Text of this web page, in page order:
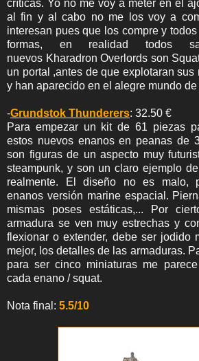
críticas. Yo no me voy a meter en el
al fin y al cabo no me los voy a
interesan pues que los compre y
formas, en realidad todos
nuevos Kharadron Overlords son
un portal ,antes de que explotaran sus
y han aparecido en el alegre mundo de
-Grundstok Thunderers: 32.50 €
Para empezar un kit de 61 piezas
estos nuevos enanos en peanas de
son figuras de un aspecto muy
steampunk, y son un claro ejemplo
realmente. El diseño no es malo,
enanos versión marine espacial.
mismas poses estáticas,... Por
armadura se ven muy estrechas y
flexionar o extender, debe ser jodido
mejor, los detalles de las armaduras.
para ser cinco miniaturas me
cada enano / squat.
Nota final: 5.5/10